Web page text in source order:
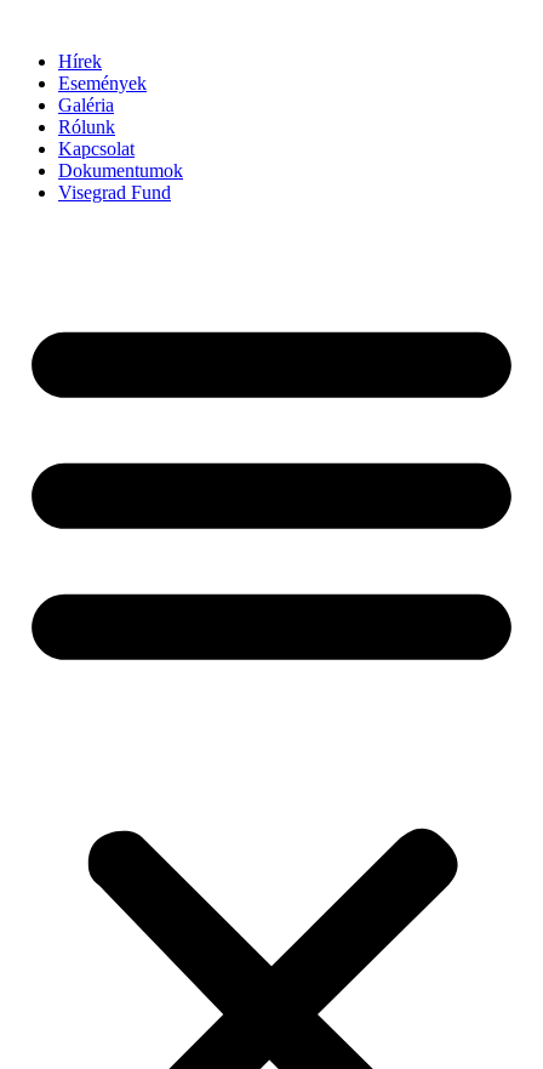
tartalomhoz
Hírek
Események
Galéria
Rólunk
Kapcsolat
Dokumentumok
Visegrad Fund